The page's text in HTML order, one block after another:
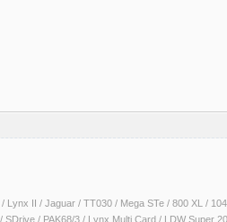
Lynx II / Jaguar / TT030 / Mega STe / 800 XL /
/ PAK68/3 / Lynx Multi Card / LDW Super